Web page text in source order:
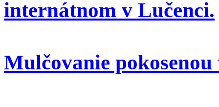
internátnom v Lučenci.
Mulčovanie